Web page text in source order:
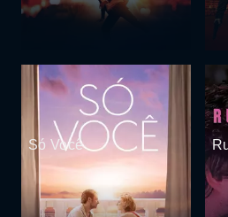
Só Você